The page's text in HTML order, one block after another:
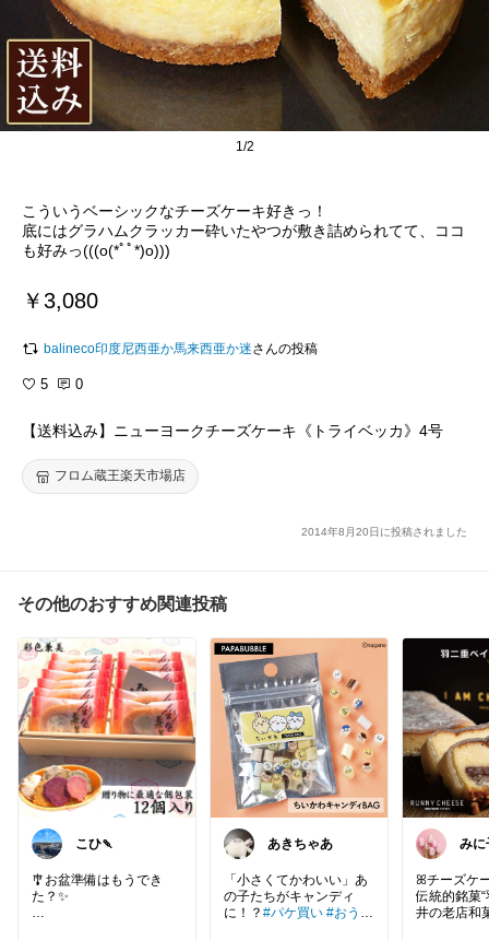
1/2
こういうベーシックなチーズケーキ好きっ！
底にはグラハムクラッカー砕いたやつが敷き詰められてて、ココ
も好みっ(((o(*ﾟﾟ*)o)))
￥3,080
balineco印度尼西亜か馬来西亜か迷さんの投稿
5 0
【送料込み】ニューヨークチーズケーキ《トライベッカ》4号
フロム蔵王楽天市場店
2014年8月20日に投稿されました
その他のおすすめ関連投稿
こひ🍡
🎐お盆準備はもうでき
た？✨
あきちゃあ
「小さくてかわいい」あ
の子たちがキャンディ
に！？ #パケ買い #おうち
みに
ꕤチーズケ
伝統的銘菓
井の老店和